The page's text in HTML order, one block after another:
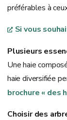
préférables à
Si vous
Plusieurs
Une haie
haie diversifiée
brochure « des
Choisir des